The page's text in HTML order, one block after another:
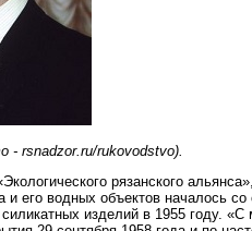
rsnadzor.ru/rukovodstvo).
is external)
рязанского
и его водных объектов началось со
силикатных изделий в 1955 году. «С